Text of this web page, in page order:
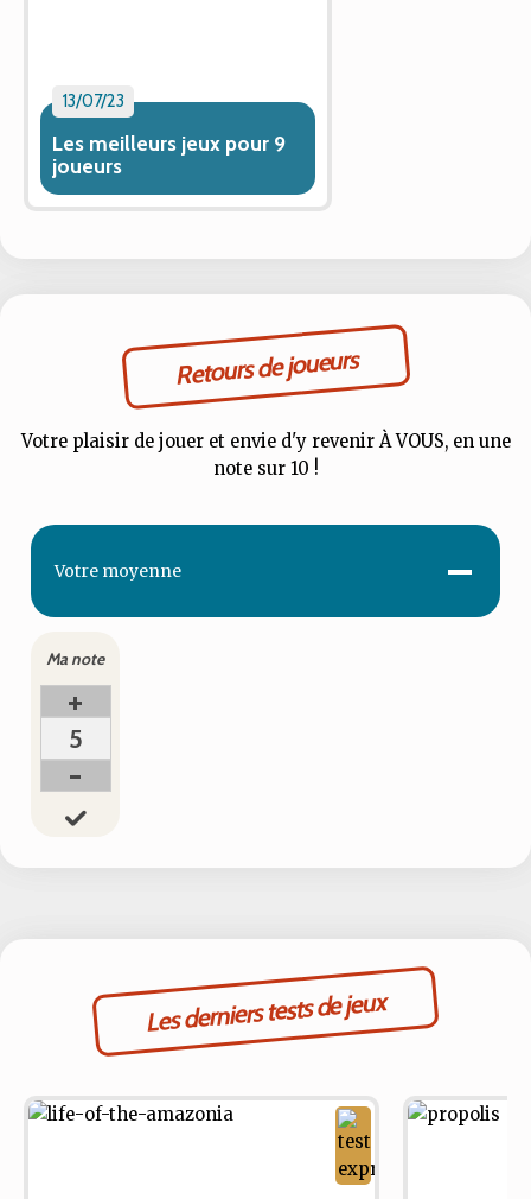
13/07/23
Les meilleurs jeux pour 9
joueurs
Retours de joueurs
Votre plaisir de jouer et envie d'y revenir À VOUS, en une
note sur 10 !
Votre moyenne -
Ma note
+
5
-
Les derniers tests de jeux